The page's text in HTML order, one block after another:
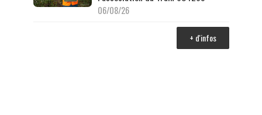
06/08/26
+ d'infos